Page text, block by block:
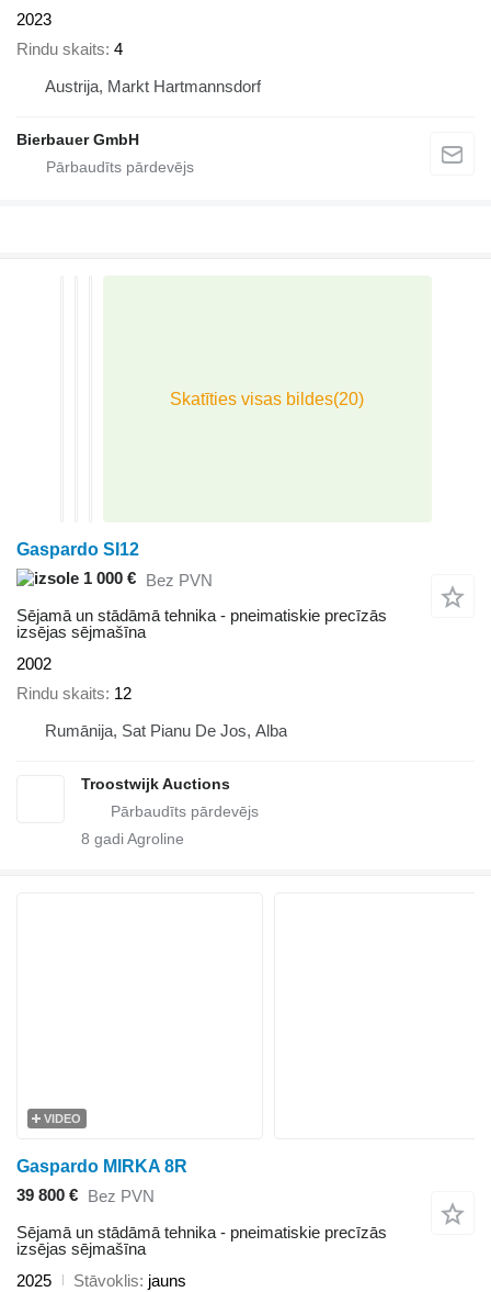
2023
Rindu skaits 4
Austrija, Markt Hartmannsdorf
Bierbauer GmbH
Gaspardo SI12
1 000 € Bez PVN
Sējamā un stādāmā tehnika - pneimatiskie precīzās
izsējas sējmašīna
2002
Rindu skaits 12
Rumānija, Sat Pianu De Jos, Alba
Troostwijk Auctions
8 gadi Agroline
VIDEO
Gaspardo MIRKA 8R
39 800 € Bez PVN
Sējamā un stādāmā tehnika - pneimatiskie precīzās
izsējas sējmašīna
2025
Stāvoklis jauns